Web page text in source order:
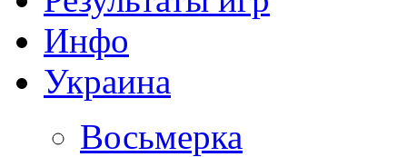
Инфо
Украина
Восьмерка